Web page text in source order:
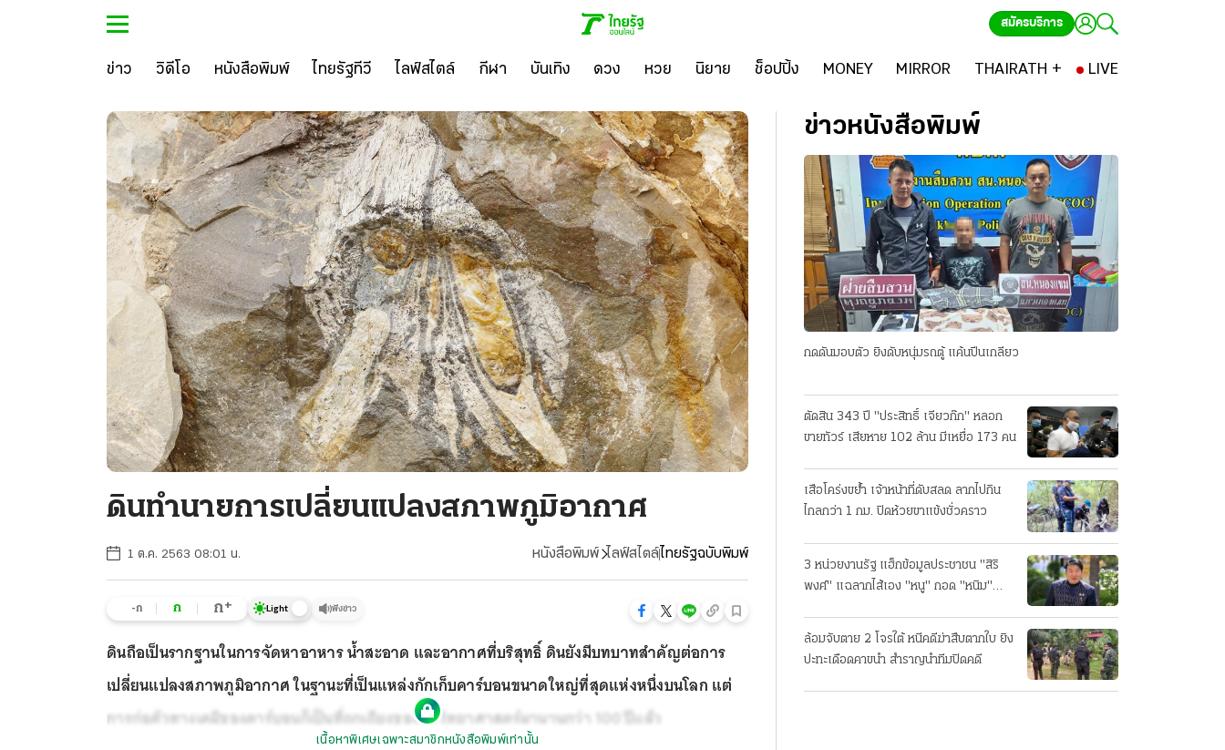
สมัครบริการ
ข่าว วิดีโอ หนังสือพิมพ์ ไทยรัฐทีวี ไลฟ์สไตล์ กีฬา บันเทิง ดวง หวย นิยาย ช็อปปิ้ง MONEY MIRROR THAIRATH + LIVE
ดินทำนายการเปลี่ยนแปลงสภาพภูมิอากาศ
1 ต.ค. 2563 08:01 น. หนังสือพิมพ์ ไลฟ์สไตล์ไทยรัฐฉบับพิมพ์
-ก ก ก+ Light ฟังข่าว
ดินถือเป็นรากฐานในการจัดหาอาหาร น้ำสะอาด และอากาศที่บริสุทธิ์ ดินยังมีบทบาทสำคัญต่อการ
เปลี่ยนแปลงสภาพภูมิอากาศ ในฐานะที่เป็นแหล่งกักเก็บคาร์บอนขนาดใหญ่ที่สุดแห่งหนึ่งบนโลก แต่
การก่อตัวทางเคมีของคาร์บอนก็เป็นที่ถกเถียงของนักวิทยาศาสตร์มานานกว่า 100 ปีแล้ว
เนื้อหาพิเศษเฉพาะสมาชิกหนังสือพิมพ์เท่านั้น
ข่าวหนังสือพิมพ์
กดดันมอบตัว ยิงดับหนุ่มรถตู้ แค้นปีนเกลียว
ตัดสิน 343 ปี "ประสิทธิ์ เจียวก๊ก" หลอก
ขายทัวร์ เสียหาย 102 ล้าน มีเหยื่อ 173 คน
เสือโคร่งขย้ำ เจ้าหน้าที่ดับสลด ลากไปกิน
ไกลกว่า 1 กม. ปิดห้วยขาแข้งชั่วคราว
3 หน่วยงานรัฐ แฮ็กข้อมูลประชาชน "สิริ
พงศ์" แฉลากไส้เอง "หนู" กอด "หนิม"
ล้อมจับตาย 2 โจรใต้ หนีคดีฆ่าสืบตากใบ ยิง
ปะทะเดือดคาขนำ สำราญนำทีมปิดคดี